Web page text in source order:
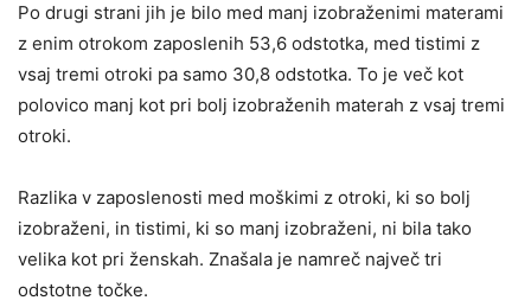
Po drugi strani jih je bilo med manj izobraženimi materami
z enim otrokom zaposlenih 53,6 odstotka, med tistimi z
vsaj tremi otroki pa samo 30,8 odstotka. To je več kot
polovico manj kot pri bolj izobraženih materah z vsaj tremi
otroki.
Razlika v zaposlenosti med moškimi z otroki, ki so bolj
izobraženi, in tistimi, ki so manj izobraženi, ni bila tako
velika kot pri ženskah. Znašala je namreč največ tri
odstotne točke.